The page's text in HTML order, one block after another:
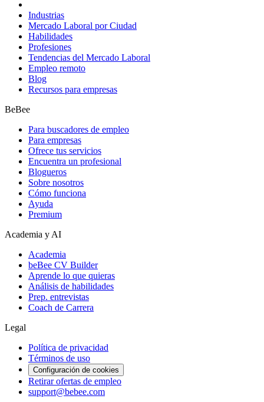
Industrias
Mercado Laboral por Ciudad
Habilidades
Profesiones
Tendencias del Mercado Laboral
Empleo remoto
Blog
Recursos para empresas
BeBee
Para buscadores de empleo
Para empresas
Ofrece tus servicios
Encuentra un profesional
Blogueros
Sobre nosotros
Cómo funciona
Ayuda
Premium
Academia y AI
Academia
beBee CV Builder
Aprende lo que quieras
Análisis de habilidades
Prep. entrevistas
Coach de Carrera
Legal
Política de privacidad
Términos de uso
Configuración de cookies
Retirar ofertas de empleo
support@bebee.com